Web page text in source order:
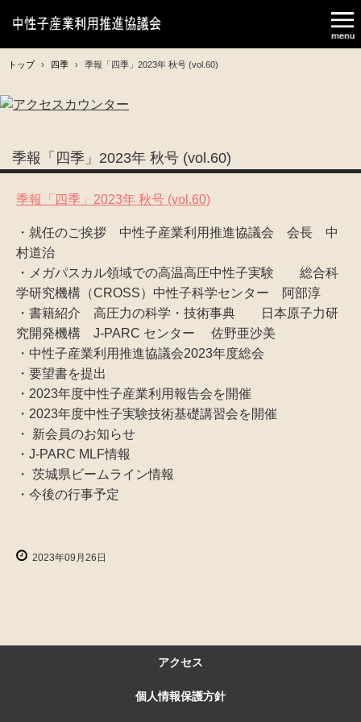
トップ › 四季 › 季報「四季」2023年 秋号 (vol.60)
季報「四季」2023年 秋号 (vol.60)
季報「四季」2023年 秋号 (vol.60)
・就任のご挨拶 中性子産業利用推進協議会 会長 中
村道治
・メガパスカル領域での高温高圧中性子実験 総合科
学研究機構（CROSS）中性子科学センター 阿部淳
・書籍紹介 高圧力の科学・技術事典 日本原子力研
究開発機構 J-PARC センター 佐野亜沙美
・中性子産業利用推進協議会2023年度総会
・要望書を提出
・2023年度中性子産業利用報告会を開催
・2023年度中性子実験技術基礎講習会を開催
・ 新会員のお知らせ
・J-PARC MLF情報
・ 茨城県ビームライン情報
・今後の行事予定
2023年09月26日
アクセス
個人情報保護方針